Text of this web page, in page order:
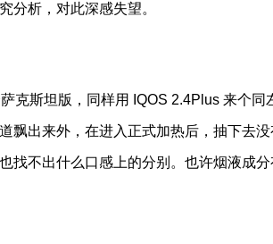
分析，对此深感失望。
克斯坦版，同样用 IQOS 2.4Plus 来个同
飘出来外，在进入正式加热后，抽下去
找不出什么口感上的分别。也许烟液成